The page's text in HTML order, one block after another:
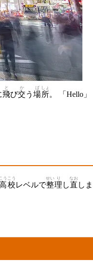
飛
と
び交
か
う 場
ば
所
しょ
。 「Hello」
校
こうこう
レベルで整
せい
理
り
し直
なお
し